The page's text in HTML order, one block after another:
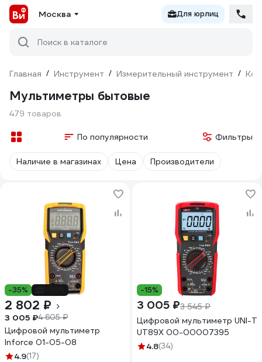
Москва Для юрлиц
Поиск в каталоге
Главная / Инструмент / Измерительный инструмент /
Мультиметры бытовые
479 товаров
По популярности Фильтры
Наличие в магазинах Цена Производители
-35%
2 802 ₽
3 005 ₽4 605 ₽
Цифровой мультиметр
Inforce 01-05-08
4.9(17)
-15%
3 005 ₽3 545 ₽
Цифровой мультиметр UNI-T
UT89X 00-00007395
4.8(34)